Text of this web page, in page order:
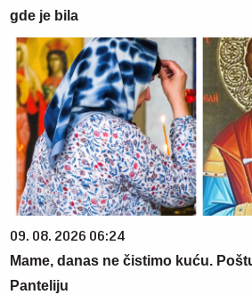
gde je bila
09. 08. 2026 06:24
Mame, danas ne čistimo kuću.
Panteliju